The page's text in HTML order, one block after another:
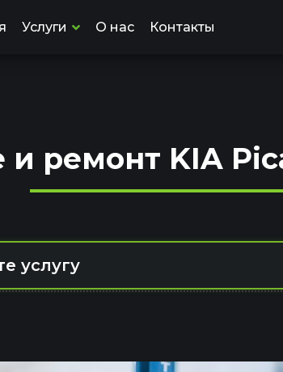
Услуги О нас Контакты
ремонт KIA
услугу